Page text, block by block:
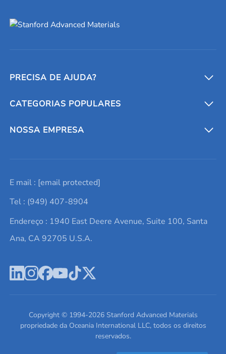
PRECISA DE AJUDA?
Conversores e calculadoras
Entre em contato conosco
Lista de consultas
Termos e Condições
Política de Privacidade
CATEGORIAS POPULARES
Metais refratários
Elementos de terras raras
Alvos de pulverização catódica
Ácido hialurônico
NOSSA EMPRESA
Promoções atuais
Notícias e blogs
Estudos de caso
Escreva para nós
E mail : [email protected]
Tel : (949) 407-8904
Endereço : 1940 East Deere Avenue, Suite 100, Santa
Ana, CA 92705 U.S.A.
Copyright © 1994-2026Stanford Advanced Materials
propriedade da Oceania International LLC, todos os direitos
reservados.